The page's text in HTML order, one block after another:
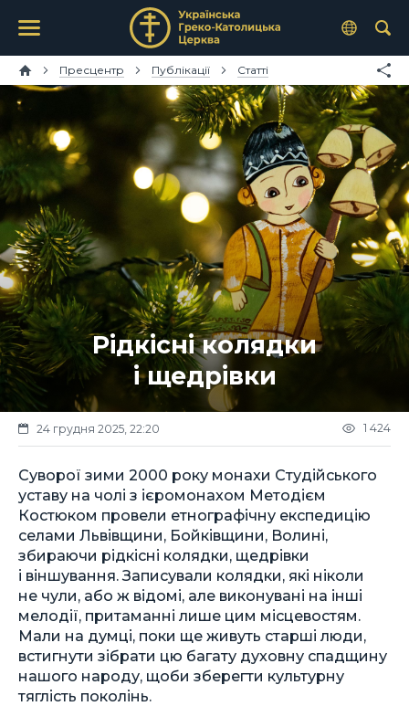
Пресцентр Публікації Статті
Рідкісні колядки
і щедрівки
24 грудня 2025, 22:20 1 424
Суворої зими 2000 року монахи Студійського
уставу на чолі з ієромонахом Методієм
Костюком провели етнографічну експедицію
селами Львівщини, Бойківщини, Волині,
збираючи рідкісні колядки, щедрівки
і віншування. Записували колядки, які ніколи
не чули, або ж відомі, але виконувані на інші
мелодії, притаманні лише цим місцевостям.
Мали на думці, поки ще живуть старші люди,
встигнути зібрати цю багату духовну спадщину
нашого народу, щоби зберегти культурну
тяглість поколінь.